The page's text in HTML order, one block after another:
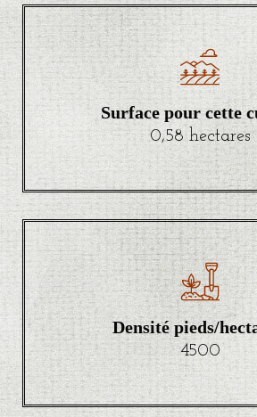
Surface pour cette
0,58 hectares
Densité pieds/
4500